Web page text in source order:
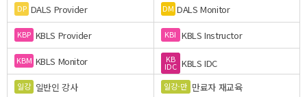
DP DALS Provider DM DALS Monitor
KBP KBLS Provider KBI KBLS Instructor
KBM KBLS Monitor KB
IDC KBLS IDC
일강 일반인 강사 일강-만 만료자 재교육